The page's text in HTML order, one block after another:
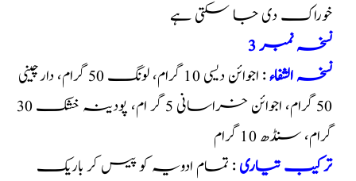
خوراک دی جا سکتی ہے
نسخہ نمبر 3
نسخہ الشفاء
: اجوائن دیسی 10 گرام، لونگ 50 گرام، دارچینی
50 گرام، اجوائن خراسانی 5 گر ام، پودینہ خشک 30
گرام، سنڈھ 10 گرام
ترکیب تیاری: تمام ادویہ کو پیس کر باریک